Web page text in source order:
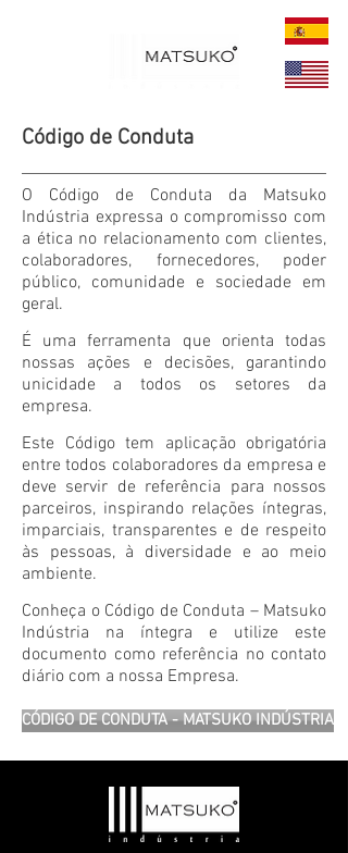
Código de Conduta
O Código de Conduta da Matsuko
Indústria expressa o compromisso com
a ética no relacionamento com clientes,
colaboradores, fornecedores, poder
público, com​unidade e sociedade em
geral.
É uma ferramenta que orienta todas
nossas ações e decisões, garantindo
unicidade a todos os setores da
empresa.
Este Código tem aplicação obrigatória
entre todos colaboradores da empresa e
deve servir de referência para nossos
parceiros, inspirando relações íntegras,
imparciais, transparentes e de respeito
às pessoas, à diversidade e ao meio
ambiente.
Conheça o Código de Conduta – Matsuko
Indústria na íntegra e utilize este
documento como referência no contato
diário com a nossa Empresa.
CÓDIGO DE CONDUTA - MATSUKO INDÚSTRIA